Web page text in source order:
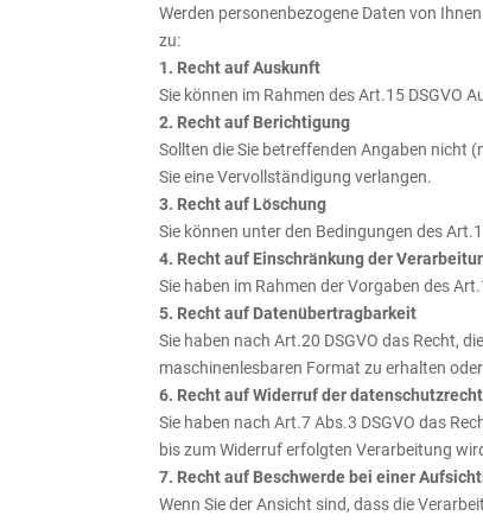
Werden personenbezogene Daten von
zu:
1. Recht auf Auskunft
Sie können im Rahmen des Art.15 DSGVO
2. Recht auf Berichtigung
Sollten die Sie betreffenden Angaben nicht
Sie eine Vervollständigung verlangen.
3. Recht auf Löschung
Sie können unter den Bedingungen des
4. Recht auf Einschränkung der
Sie haben im Rahmen der Vorgaben des
5. Recht auf Datenübertragbarkeit
Sie haben nach Art.20 DSGVO das Recht,
maschinenlesbaren Format zu erhalten
6. Recht auf Widerruf der
Sie haben nach Art.7 Abs.3 DSGVO das
bis zum Widerruf erfolgten Verarbeitung
7. Recht auf Beschwerde bei einer
Wenn Sie der Ansicht sind, dass die